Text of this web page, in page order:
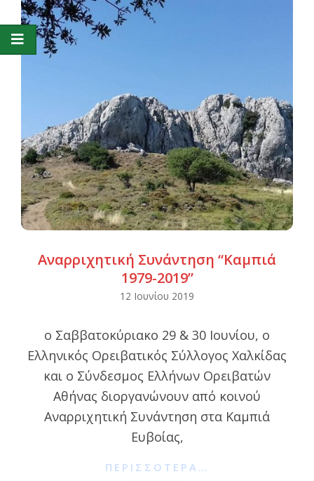
Αναρριχητική Συνάντηση “Καμπιά
1979-2019”
12 Ιουνίου 2019
ο Σαββατοκύριακο 29 & 30 Ιουνίου, ο
Ελληνικός Ορειβατικός Σύλλογος Χαλκίδας
και ο Σύνδεσμος Ελλήνων Ορειβατών
Αθήνας διοργανώνουν από κοινού
Αναρριχητική Συνάντηση στα Καμπιά
Ευβοίας,
ΠΕΡΙΣΣΌΤΕΡΑ…